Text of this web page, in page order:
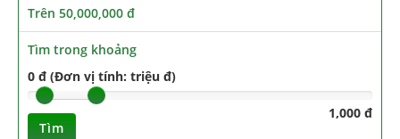
Trên 50,000,000 đ
Tìm trong khoảng
0 đ (Đơn vị tính: triệu đ)
1,000 đ
Tìm